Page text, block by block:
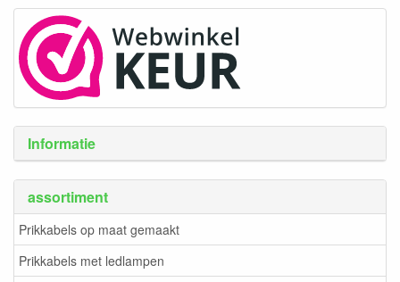
Informatie
assortiment
Prikkabels op maat gemaakt
Prikkabels met ledlampen